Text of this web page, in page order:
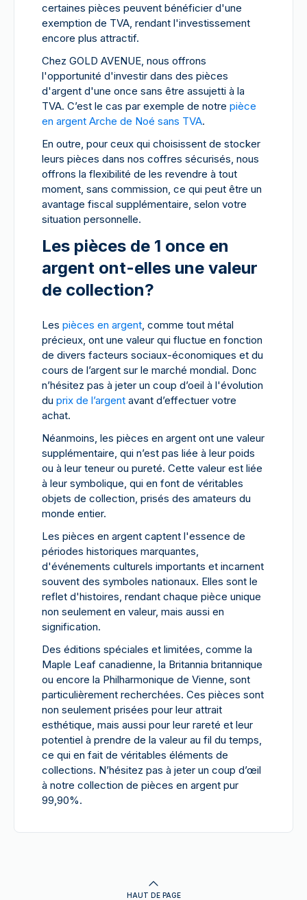
certaines pièces peuvent bénéficier d'une
exemption de TVA, rendant l'investissement
encore plus attractif.
Chez GOLD AVENUE, nous offrons
l'opportunité d'investir dans des pièces
d'argent d'une once sans être assujetti à la
TVA. C’est le cas par exemple de notre pièce
en argent Arche de Noé sans TVA.
En outre, pour ceux qui choisissent de stocker
leurs pièces dans nos coffres sécurisés, nous
offrons la flexibilité de les revendre à tout
moment, sans commission, ce qui peut être un
avantage fiscal supplémentaire, selon votre
situation personnelle.
Les pièces de 1 once en
argent ont-elles une valeur
de collection?
Les pièces en argent, comme tout métal
précieux, ont une valeur qui fluctue en fonction
de divers facteurs sociaux-économiques et du
cours de l’argent sur le marché mondial. Donc
n’hésitez pas à jeter un coup d’oeil à l'évolution
du prix de l’argent avant d’effectuer votre
achat.
Néanmoins, les pièces en argent ont une valeur
supplémentaire, qui n’est pas liée à leur poids
ou à leur teneur ou pureté. Cette valeur est liée
à leur symbolique, qui en font de véritables
objets de collection, prisés des amateurs du
monde entier.
Les pièces en argent captent l'essence de
périodes historiques marquantes,
d'événements culturels importants et incarnent
souvent des symboles nationaux. Elles sont le
reflet d'histoires, rendant chaque pièce unique
non seulement en valeur, mais aussi en
signification.
Des éditions spéciales et limitées, comme la
Maple Leaf canadienne, la Britannia britannique
ou encore la Philharmonique de Vienne, sont
particulièrement recherchées. Ces pièces sont
non seulement prisées pour leur attrait
esthétique, mais aussi pour leur rareté et leur
potentiel à prendre de la valeur au fil du temps,
ce qui en fait de véritables éléments de
collections. N’hésitez pas à jeter un coup d’œil
à notre collection de pièces en argent pur
99,90%.
HAUT DE PAGE